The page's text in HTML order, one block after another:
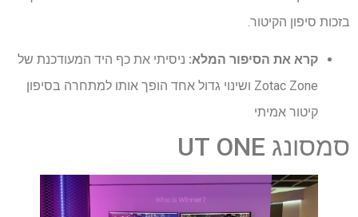
בזכות סיפון הקיטור.
קרא את הסיפור המלא: ניסיתי את כף היד המעודכנת של
Zotac Zone ושינוי גדול אחד הופך אותו למתחרה בסיפון
קיטור אמיתי
סמסונג UT ONE